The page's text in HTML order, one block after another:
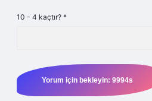
10 - 4 kaçtır? *